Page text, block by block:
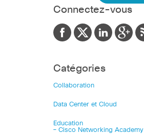
Connectez-vous
Catégories
Collaboration
Data Center et Cloud
Education
– Cisco Networking Academy